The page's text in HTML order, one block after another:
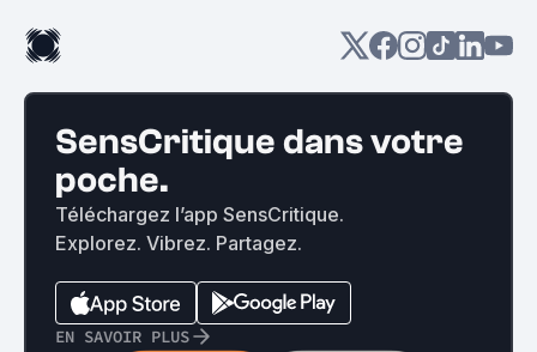
SensCritique dans votre
poche.
Téléchargez l’app SensCritique.
Explorez. Vibrez. Partagez.
EN SAVOIR PLUS